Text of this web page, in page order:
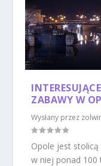
ZABAWY W
Wysłany przez
Opole jest
w niej ponad 100